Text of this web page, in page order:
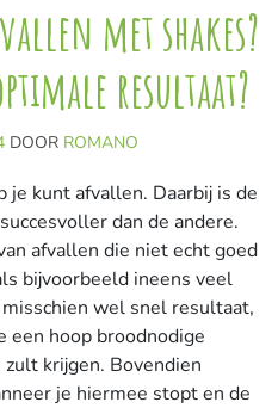
met shakes?
resultaat?
DOOR ROMANO
je kunt afvallen. Daarbij is de
dan de andere.
afvallen die niet echt goed
bijvoorbeeld ineens veel
wel snel resultaat,
een hoop broodnodige
krijgen. Bovendien
je hiermee stopt en de